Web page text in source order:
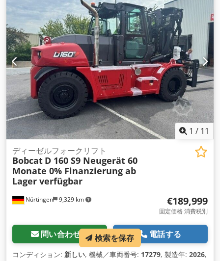
1 / 11
Nürtingen 9,329 km
ディーゼルフォークリフト
Bobcat D 160 S9 Neugerät 60
Monate 0% Finanzierung ab
Lager verfügbar
€189,999
固定価格 消費税別
問い合わせる 電話する
コンディション: 新しい, 機械／車両番号: 17279, 製造年: 2026,
検索を保存